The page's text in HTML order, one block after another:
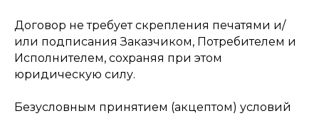
Договор не требует скрепления печатями и/
или подписания Заказчиком, Потребителем и
Исполнителем, сохраняя при этом
юридическую силу.
Безусловным принятием (акцептом) условий